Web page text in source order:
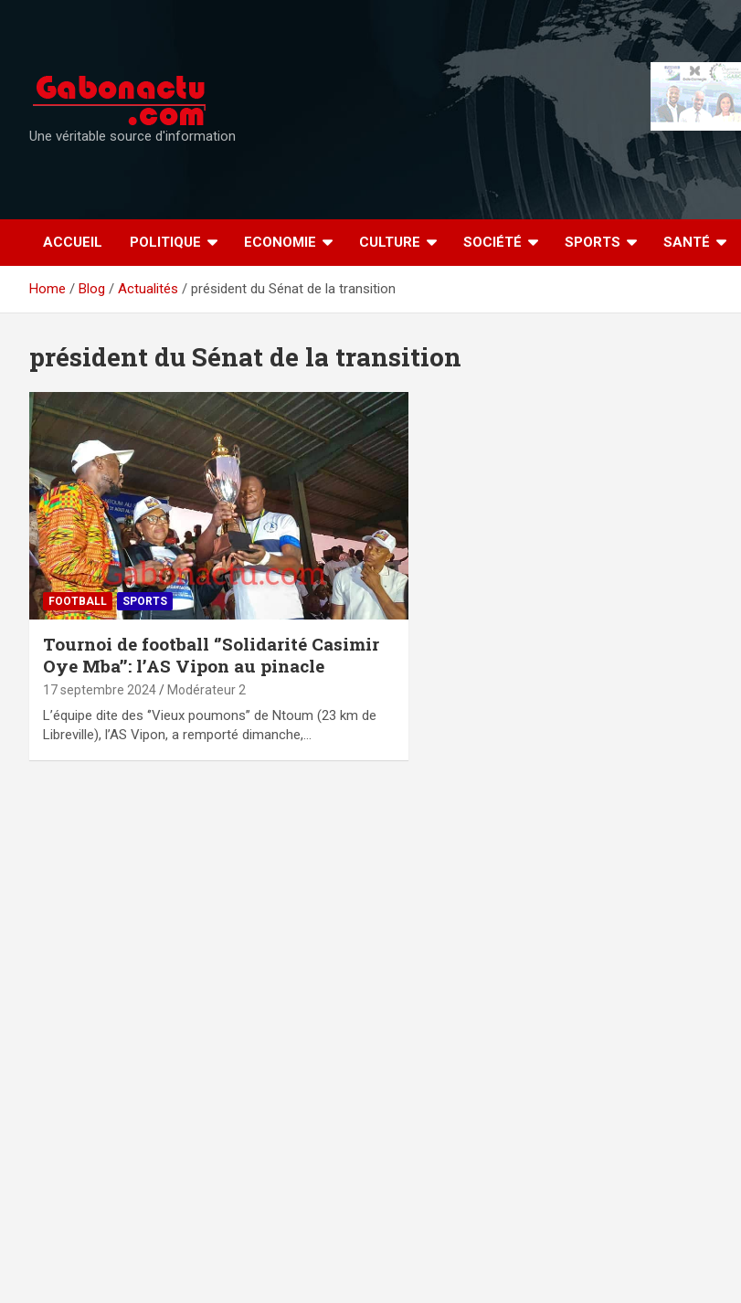
Une véritable source d'information
ACCUEIL POLITIQUE ECONOMIE CULTURE SOCIÉTÉ SPORTS SANTÉ
Home Blog Actualités président du Sénat de la transition
président du Sénat de la transition
FOOTBALL SPORTS
Tournoi de football ‘’Solidarité Casimir
Oye Mba’’: l’AS Vipon au pinacle
17 septembre 2024 Modérateur 2
L’équipe dite des ‘’Vieux poumons’’ de Ntoum (23 km de
Libreville), l’AS Vipon, a remporté dimanche,…